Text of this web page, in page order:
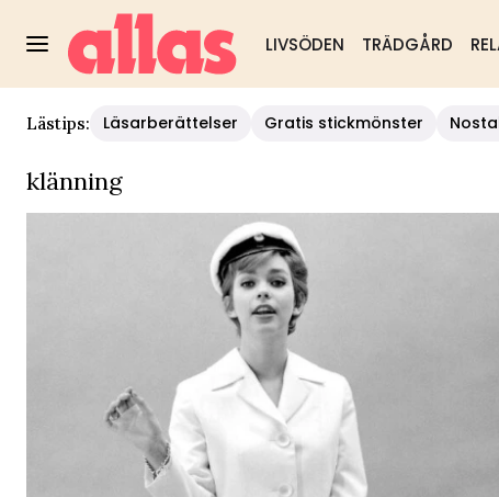
LIVSÖDEN TRÄDGÅRD
Lästips: Läsarberättelser Gratis stickmönster
klänning